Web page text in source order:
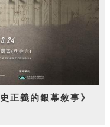
正義的銀幕敘事》